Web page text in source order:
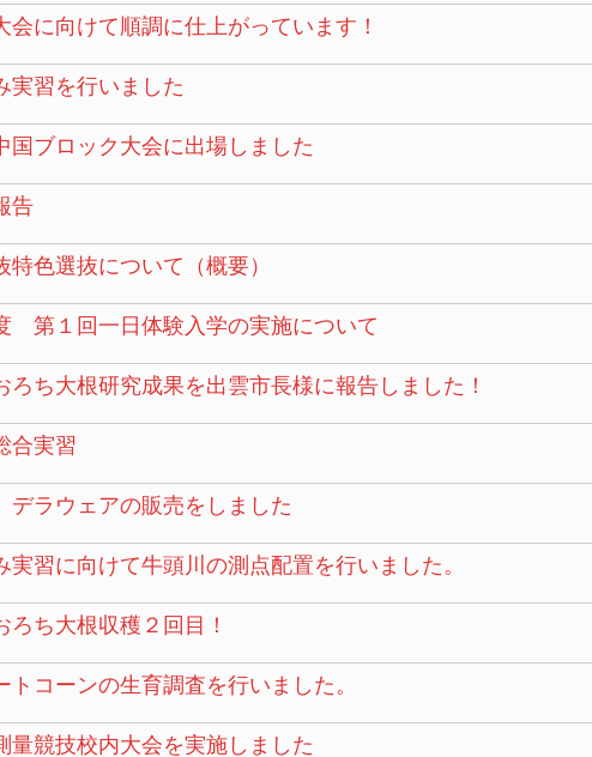
会に向けて順調に仕上がっています！
実習を行いました
国ブロック大会に出場しました
告
色選抜について（概要）
第１回一日体験入学の実施について
ろち大根研究成果を出雲市長様に報告しました！
合実習
デラウェアの販売をしました
実習に向けて牛頭川の測点配置を行いました。
ろち大根収穫２回目！
トコーンの生育調査を行いました。
量競技校内大会を実施しました